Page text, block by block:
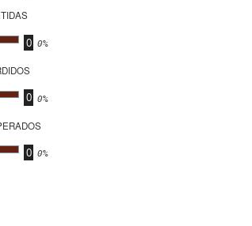
0 0%
0 0%
0 0%